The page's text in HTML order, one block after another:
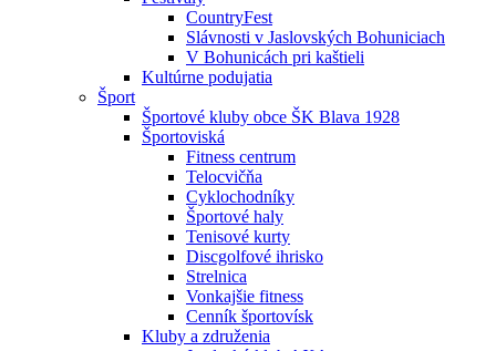
CountryFest
Slávnosti v Jaslovských Bohuniciach
V Bohunicách pri kaštieli
Kultúrne podujatia
Šport
Športové kluby obce ŠK Blava 1928
Športoviská
Fitness centrum
Telocvičňa
Cyklochodníky
Športové haly
Tenisové kurty
Discgolfové ihrisko
Strelnica
Vonkajšie fitness
Cenník športovísk
Kluby a združenia